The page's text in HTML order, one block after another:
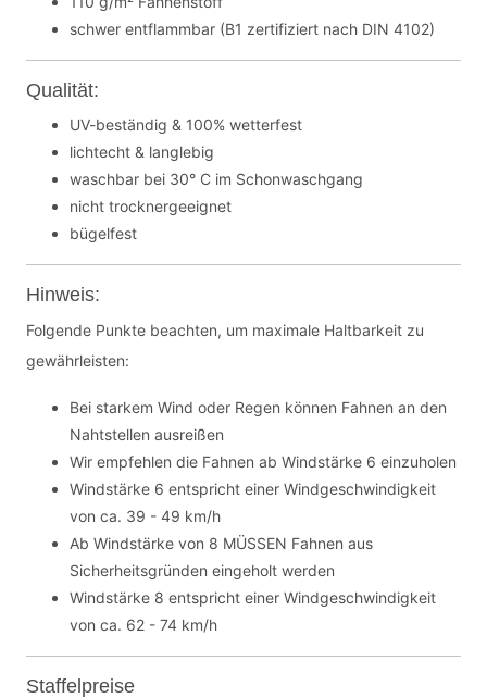
schwer entflammbar (B1 zertifiziert nach DIN 4102)
Qualität:
UV-beständig & 100% wetterfest
lichtecht & langlebig
waschbar bei 30° C im Schonwaschgang
nicht trocknergeeignet
bügelfest
Hinweis:
Folgende Punkte beachten, um maximale Haltbarkeit zu
gewährleisten:
Bei starkem Wind oder Regen können Fahnen an den
Nahtstellen ausreißen
Wir empfehlen die Fahnen ab Windstärke 6 einzuholen
Windstärke 6 entspricht einer Windgeschwindigkeit
von ca. 39 - 49 km/h
Ab Windstärke von 8 MÜSSEN Fahnen aus
Sicherheitsgründen eingeholt werden
Windstärke 8 entspricht einer Windgeschwindigkeit
von ca. 62 - 74 km/h
Staffelpreise